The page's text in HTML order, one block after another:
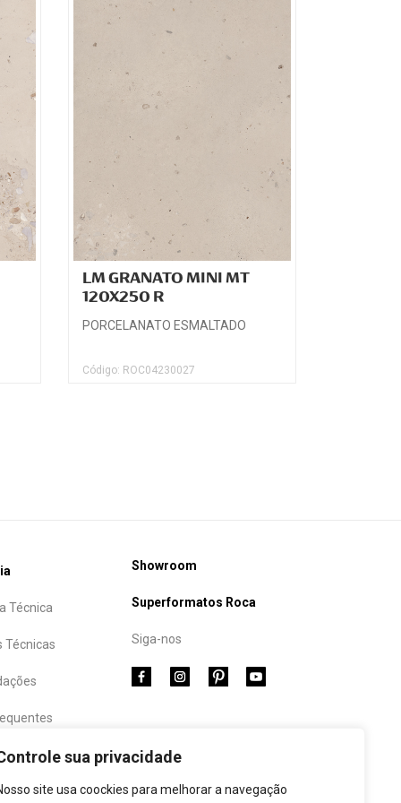
sua privacidade
site usa coockies para melhorar a navegação
LM GRANATO MINI MT
120X250 R
PORCELANATO ESMALTADO
Código: ROC04230027
Técnica
Técnicas
Showroom
Superformatos Roca
Siga-nos